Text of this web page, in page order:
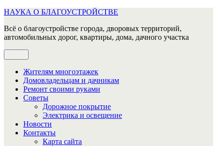
Перейти
содержимому
НАУКА О БЛАГОУСТРОЙСТВЕ
Всё о благоустройстве города, дворовых территорий,
автомобильных дорог, квартиры, дома, дачного участка
Жителям многоэтажек
Домовладельцам и дачникам
Ремонт своими руками
Советы
Дорожное покрытие
Электрика и освещение
Новости
Контакты
Карта сайта